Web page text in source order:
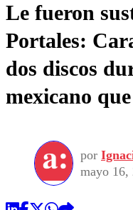
Deportes
Colo
Motor
Torneo
Torneo
Nacional
Vida
Le fueron
Portales:
dos discos
mexicano
por
mayo 16,